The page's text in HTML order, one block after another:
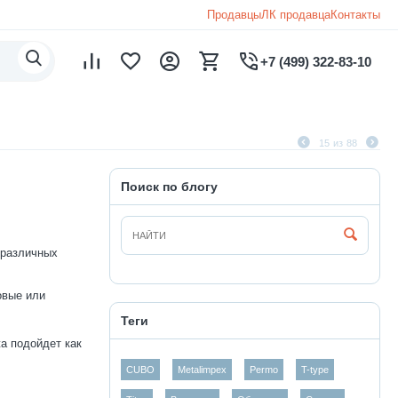
ПродавцыЛК продавцаКонтакты
+7 (499) 322-83-10
15 из 88
или
подойдет как
Поиск по блогу
Теги
CUBO Metalimpex Permo T-type